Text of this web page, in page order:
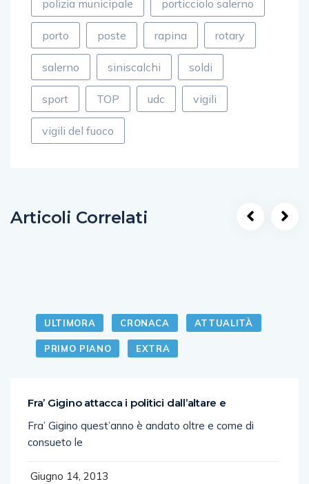
polizia municipale porticciolo salerno
porto poste rapina rotary
salerno siniscalchi soldi
sport TOP udc vigili
vigili del fuoco
Articoli Correlati
ULTIMORA CRONACA ATTUALITÀ
PRIMO PIANO EXTRA
Fra’ Gigino attacca i politici dall’altare e
Fra’ Gigino quest’anno è andato oltre e come di
consueto le
Giugno 14, 2013